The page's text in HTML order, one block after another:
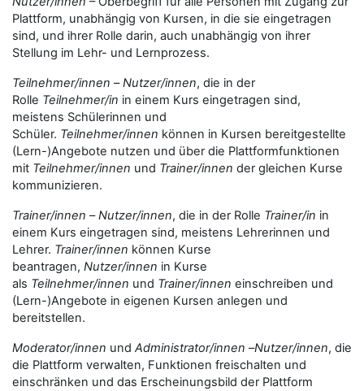
Plattform, unabhängig von Kursen, in die sie eingetragen
sind, und ihrer Rolle darin, auch unabhängig von ihrer
Stellung im Lehr- und Lernprozess.
Teilnehmer/innen –Nutzer/innen, die in der
Rolle Teilnehmer/in in einem Kurs eingetragen sind,
meistens Schülerinnen und
Schüler. Teilnehmer/innen können in Kursen bereitgestellte
(Lern-)Angebote nutzen und über die Plattformfunktionen
mit Teilnehmer/innen und Trainer/innen der gleichen Kurse
kommunizieren.
Trainer/innen –Nutzer/innen, die in der Rolle Trainer/in in
einem Kurs eingetragen sind, meistens Lehrerinnen und
Lehrer. Trainer/innen können Kurse
beantragen, Nutzer/innen in Kurse
als Teilnehmer/innen und Trainer/innen einschreiben und
(Lern-)Angebote in eigenen Kursen anlegen und
bereitstellen.
Moderator/innen und Administrator/innen –Nutzer/innen, die
die Plattform verwalten, Funktionen freischalten und
einschränken und das Erscheinungsbild der Plattform